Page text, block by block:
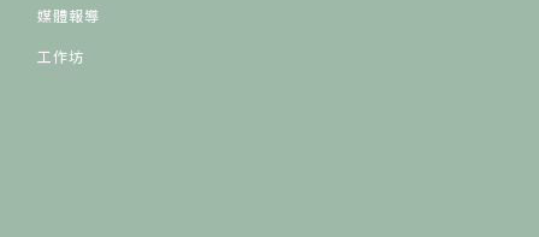
媒體報導
工作坊